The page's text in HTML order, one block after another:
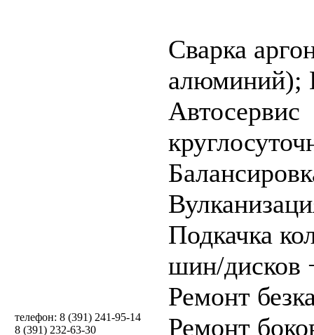
телефон: 8 (391) 241-95-14
8 (391) 232-63-30
Cварка
алюминий);
Автосервис
Подкачка
шин/дисков
Ремонт
Ремонт